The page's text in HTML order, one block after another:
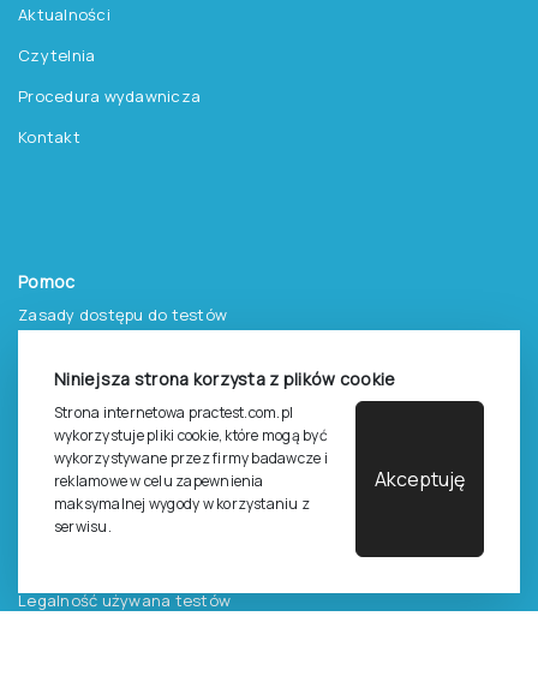
Niniejsza strona korzysta z plików cookie
Strona internetowa practest.com.pl
wykorzystuje pliki cookie, które mogą być
wykorzystywane przez firmy badawcze i
reklamowe w celu zapewnienia
maksymalnej wygody w korzystaniu z
serwisu.
Akceptuję
Aktualności
Czytelnia
Procedura wydawnicza
Kontakt
Pomoc
Zasady dostępu do testów
Zasady sprzedaży e-testów
Cennik i katalog
Zasady zapisów na szkolenia
Dla studentów i doktorantów
Epsilon dla studentów i pracowników naukowych uczelni
Legalność używana testów